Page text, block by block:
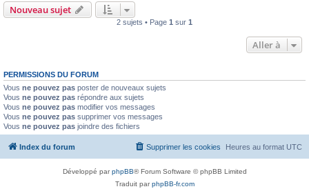
Nouveau sujet
2 sujets • Page 1 sur 1
Aller à
PERMISSIONS DU FORUM
Vous ne pouvez pas poster de nouveaux sujets
Vous ne pouvez pas répondre aux sujets
Vous ne pouvez pas modifier vos messages
Vous ne pouvez pas supprimer vos messages
Vous ne pouvez pas joindre des fichiers
Index du forum Heures au format UTC
Supprimer les cookies
Développé parphpBB® Forum Software © phpBB Limited
Traduit parphpBB-fr.com